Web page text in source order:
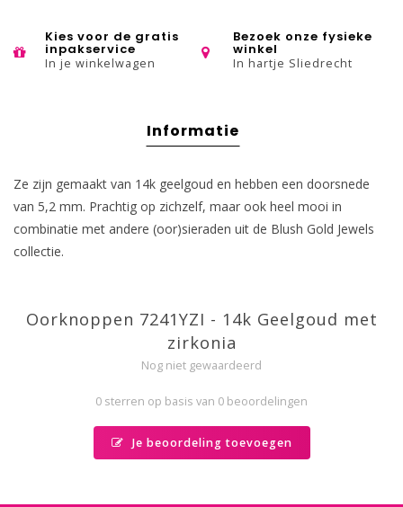
Kies voor de gratis
inpakservice
In je winkelwagen
Bezoek onze fysieke
winkel
In hartje Sliedrecht
Informatie
Ze zijn gemaakt van 14k geelgoud en hebben een doorsnede
van 5,2 mm. Prachtig op zichzelf, maar ook heel mooi in
combinatie met andere (oor)sieraden uit de Blush Gold Jewels
collectie.
Oorknoppen 7241YZI - 14k Geelgoud met
zirkonia
Nog niet gewaardeerd
0 sterren op basis van 0 beoordelingen
Je beoordeling toevoegen